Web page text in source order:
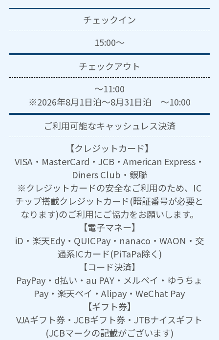
チェックイン
15:00～
チェックアウト
～11:00
※2026年8月1日泊～8月31日泊 ～10:00
ご利用可能なキャッシュレス決済
【クレジットカード】
VISA・MasterCard・JCB・American Express・
Diners Club・銀聯
※クレジットカードの安全なご利用のため、IC
チップ搭載クレジットカード(暗証番号が必要と
なります)のご利用にご協力をお願いします。
【電子マネー】
iD・楽天Edy・QUICPay・nanaco・WAON・交
通系ICカード(PiTaPa除く)
【コード決済】
PayPay・d払い・au PAY・メルペイ・ゆうちょ
Pay・楽天ペイ・Alipay・WeChat Pay
【ギフト券】
VJAギフト券・JCBギフト券・JTBナイスギフト
(JCBマークの記載がございます)